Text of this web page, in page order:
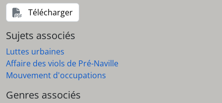
Télécharger
Sujets associés
Luttes urbaines
Affaire des viols de Pré-Naville
Mouvement d'occupations
Genres associés